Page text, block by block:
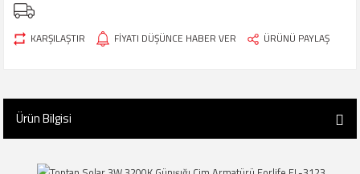
KARŞILAŞTIR FİYATI DÜŞÜNCE HABER VER ÜRÜNÜ PAYLAŞ
Ürün Bilgisi